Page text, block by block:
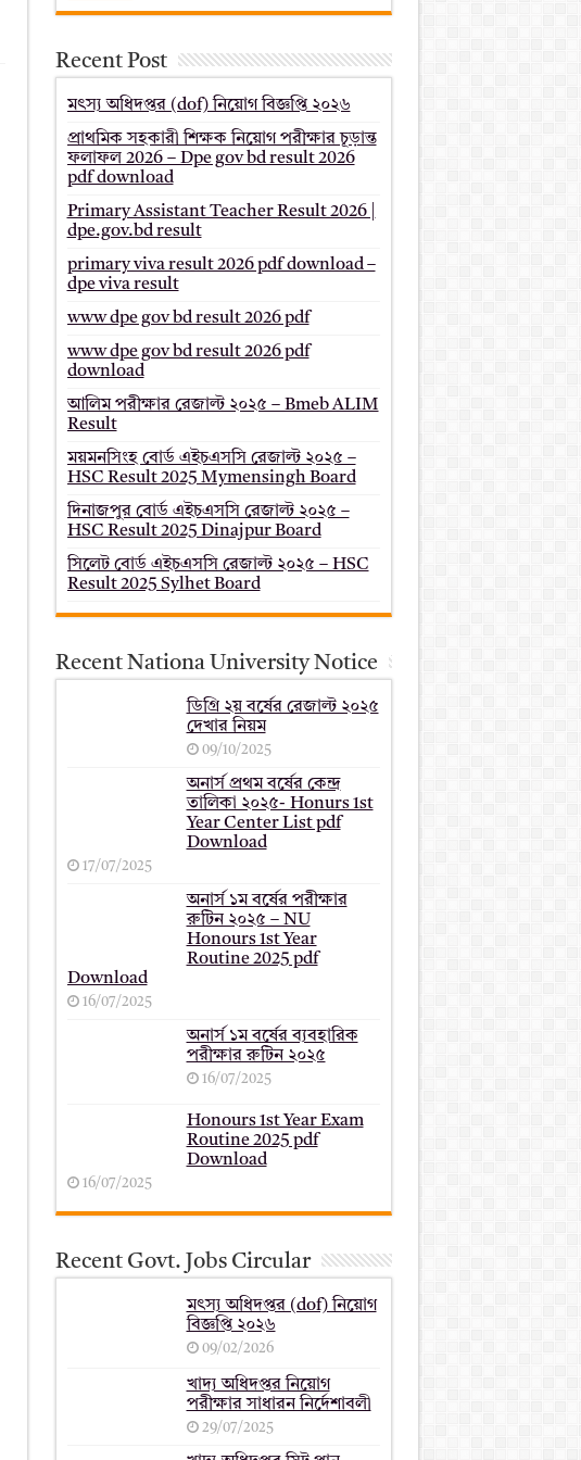
Recent Post
মৎস্য অধিদপ্তর (dof) নিয়োগ বিজ্ঞপ্তি ২০২৬
প্রাথমিক সহকারী শিক্ষক নিয়োগ পরীক্ষার চূড়ান্ত
ফলাফল 2026 – Dpe gov bd result 2026
pdf download
Primary Assistant Teacher Result 2026 |
dpe.gov.bd result
primary viva result 2026 pdf download –
dpe viva result
www dpe gov bd result 2026 pdf
www dpe gov bd result 2026 pdf
download
আলিম পরীক্ষার রেজাল্ট ২০২৫ – Bmeb ALIM
Result
ময়মনসিংহ বোর্ড এইচএসসি রেজাল্ট ২০২৫ –
HSC Result 2025 Mymensingh Board
দিনাজপুর বোর্ড এইচএসসি রেজাল্ট ২০২৫ –
HSC Result 2025 Dinajpur Board
সিলেট বোর্ড এইচএসসি রেজাল্ট ২০২৫ – HSC
Result 2025 Sylhet Board
Recent Nationa University Notice
ডিগ্রি ২য় বর্ষের রেজাল্ট ২০২৫
দেখার নিয়ম
09/10/2025
অনার্স প্রথম বর্ষের কেন্দ্র
তালিকা ২০২৫- Honurs 1st
Year Center List pdf
Download
17/07/2025
অনার্স ১ম বর্ষের পরীক্ষার
রুটিন ২০২৫ – NU
Honours 1st Year
Routine 2025 pdf
Download
16/07/2025
অনার্স ১ম বর্ষের ব্যবহারিক
পরীক্ষার ‍রুটিন ২০২৫
16/07/2025
Honours 1st Year Exam
Routine 2025 pdf
Download
16/07/2025
Recent Govt. Jobs Circular
মৎস্য অধিদপ্তর (dof) নিয়োগ
বিজ্ঞপ্তি ২০২৬
09/02/2026
খাদ্য অধিদপ্তর নিয়োগ
পরীক্ষার সাধারন নির্দেশাবলী
29/07/2025